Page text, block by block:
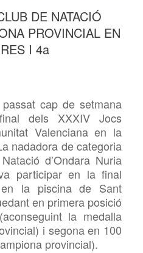
DE NATACIÓ
PROVINCIAL EN
I 4a
cap de setmana
dels XXXIV Jocs
Valenciana en la
nadadora de categoria
d’Ondara Nuria
participar en la final
en la piscina de Sant
en primera posició
la medalla
i segona en 100
provincial).